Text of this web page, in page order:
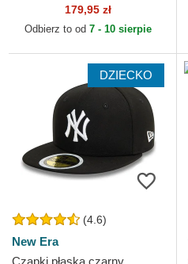
The Farm Goorin Bros.
179,95 zł
Odbierz to od 7 - 10 sierpie
DZIECKO
(4.6)
New Era